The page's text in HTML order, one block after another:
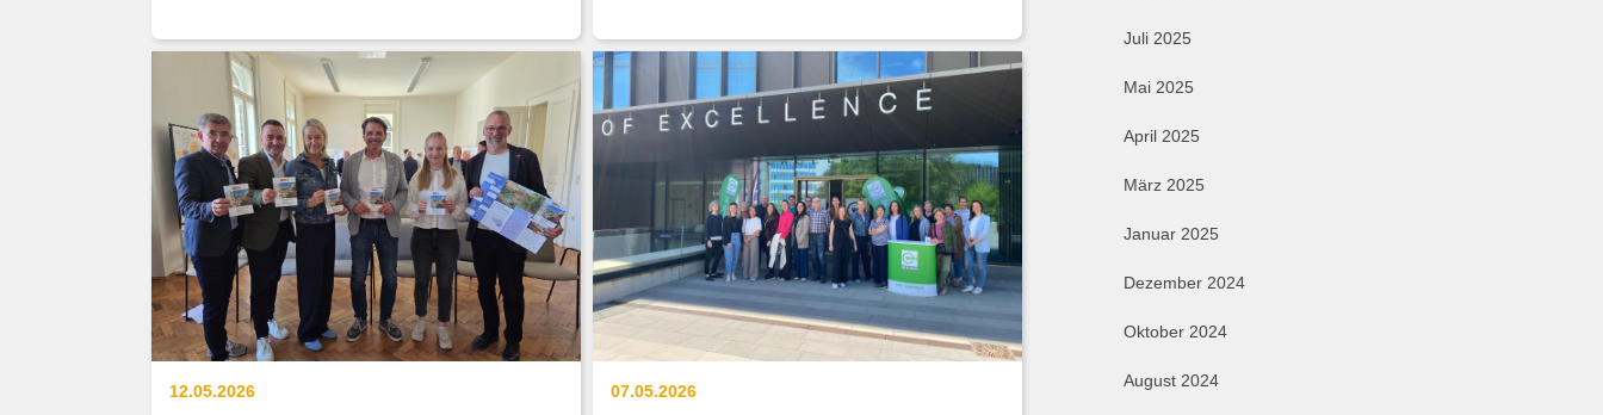
12.05.2026 07.05.2026
Juli 2025
Mai 2025
April 2025
März 2025
Januar 2025
Dezember 2024
Oktober 2024
August 2024